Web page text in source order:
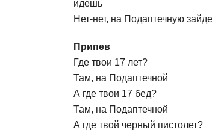
идешь
Нет-нет, на Подаптечную
Припев
Где твои 17 лет?
Там, на Подаптечной
А где твои 17 бед?
Там, на Подаптечной
А где твой черный пистолет?